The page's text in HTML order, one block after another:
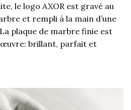
le logo AXOR est gravé au
et rempli à la main d’une
plaque de marbre finie est
brillant, parfait et